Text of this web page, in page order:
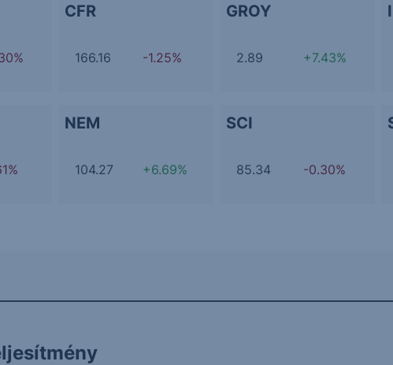
CFR
166.16 -1.25%
GROY
2.89 +7.43%
NEM
104.27 +6.69%
SCI
85.34 -0.30%